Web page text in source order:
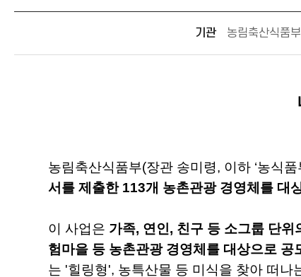
기관 농림축산식품부